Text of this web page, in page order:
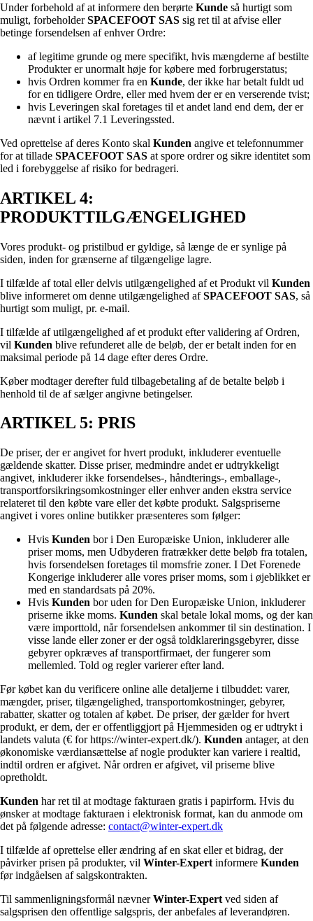
Under forbehold af at informere den berørte Kunde så hurtigt som
muligt, forbeholderSPACEFOOT SAS sig ret til at afvise eller
betinge forsendelsen af enhver Ordre:
af legitime grunde og mere specifikt, hvis mængderne af bestilte
Produkter er unormalt høje for købere med forbrugerstatus;
hvis Ordren kommer fra en Kunde, der ikke har betalt fuldt ud
for en tidligere Ordre, eller med hvem der er en verserende tvist;
hvis Leveringen skal foretages til et andet land end dem, der er
nævnt i artikel 7.1 Leveringssted.
Ved oprettelse af deres Konto skal Kunden angive et telefonnummer
for at tillade SPACEFOOT SAS at spore ordrer og sikre identitet som
led i forebyggelse af risiko for bedrageri.
ARTIKEL 4:
PRODUKTTILGÆNGELIGHED
Vores produkt- og pristilbud er gyldige, så længe de er synlige på
siden, inden for grænserne af tilgængelige lagre.
I tilfælde af total eller delvis utilgængelighed af et Produkt vil Kunden
blive informeret om denne utilgængelighed afSPACEFOOT SAS, så
hurtigt som muligt, pr. e-mail.
I tilfælde af utilgængelighed af et produkt efter validering af Ordren,
vil Kunden blive refunderet alle de beløb, der er betalt inden for en
maksimal periode på 14 dage efter deres Ordre.
Køber modtager derefter fuld tilbagebetaling af de betalte beløb i
henhold til de af sælger angivne betingelser.
ARTIKEL 5: PRIS
De priser, der er angivet for hvert produkt, inkluderer eventuelle
gældende skatter. Disse priser, medmindre andet er udtrykkeligt
angivet, inkluderer ikke forsendelses-, håndterings-, emballage-,
transportforsikringsomkostninger eller enhver anden ekstra service
relateret til den købte vare eller det købte produkt. Salgspriserne
angivet i vores online butikker præsenteres som følger:
Hvis Kunden bor i Den Europæiske Union, inkluderer alle
priser moms, men Udbyderen fratrækker dette beløb fra totalen,
hvis forsendelsen foretages til momsfrie zoner. I Det Forenede
Kongerige inkluderer alle vores priser moms, som i øjeblikket er
med en standardsats på 20%.
Hvis Kunden bor uden for Den Europæiske Union, inkluderer
priserne ikke moms. Kunden skal betale lokal moms, og der kan
være importtold, når forsendelsen ankommer til sin destination. I
visse lande eller zoner er der også toldklareringsgebyrer, disse
gebyrer opkræves af transportfirmaet, der fungerer som
mellemled. Told og regler varierer efter land.
Før købet kan du verificere online alle detaljerne i tilbuddet: varer,
mængder, priser, tilgængelighed, transportomkostninger, gebyrer,
rabatter, skatter og totalen af købet. De priser, der gælder for hvert
produkt, er dem, der er offentliggjort på Hjemmesiden og er udtrykt i
landets valuta (€ for https://winter-expert.dk/). Kunden antager, at den
økonomiske værdiansættelse af nogle produkter kan variere i realtid,
indtil ordren er afgivet. Når ordren er afgivet, vil priserne blive
opretholdt.
Kunden har ret til at modtage fakturaen gratis i papirform. Hvis du
ønsker at modtage fakturaen i elektronisk format, kan du anmode om
det på følgende adresse: contact@winter-expert.dk
I tilfælde af oprettelse eller ændring af en skat eller et bidrag, der
påvirker prisen på produkter, vil Winter-Expert informere Kunden
før indgåelsen af salgskontrakten.
Til sammenligningsformål nævnerWinter-Expert ved siden af
salgsprisen den offentlige salgspris, der anbefales af leverandøren.